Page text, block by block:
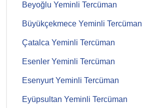
Beyoğlu Yeminli Tercüman
Büyükçekmece Yeminli Tercüman
Çatalca Yeminli Tercüman
Esenler Yeminli Tercüman
Esenyurt Yeminli Tercüman
Eyüpsultan Yeminli Tercüman